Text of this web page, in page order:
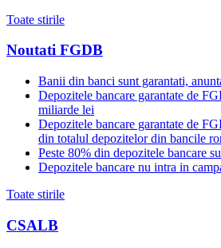
Toate stirile
Noutati FGDB
Banii din banci sunt garantati,
Depozitele bancare garantate de
miliarde lei
Depozitele bancare garantate de
din totalul depozitelor din bancile
Peste 80% din depozitele bancare
Depozitele bancare nu intra in
Toate stirile
CSALB